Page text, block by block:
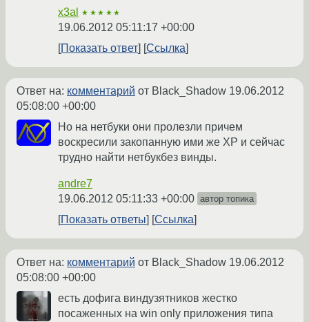
x3al ★★★★★
19.06.2012 05:11:17 +00:00
Показать ответ
Ссылка
Ответ на: комментарий от Black_Shadow 19.06.2012
05:08:00 +00:00
Но на нетбуки они пролезли причем
воскресили закопанную ими же ХР и сейчас
трудно найти нетбукбез винды.
andre7
19.06.2012 05:11:33 +00:00 автор топика
Показать ответы Ссылка
Ответ на: комментарий от Black_Shadow 19.06.2012
05:08:00 +00:00
есть дофига виндузятников жестко
посаженных на win only приложения типа